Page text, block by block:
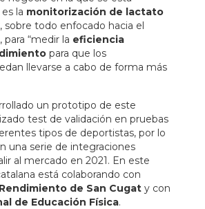
la monitorización de lactato
, sobre todo enfocado hacia el
“medir la eficiencia
para que los
llevarse a cabo de forma más
un prototipo de este
test de validación en pruebas
tipos de deportistas, por lo
una serie de integraciones
al mercado en 2021. En este
está colaborando con
de San Cugat y con
de Educación Física.